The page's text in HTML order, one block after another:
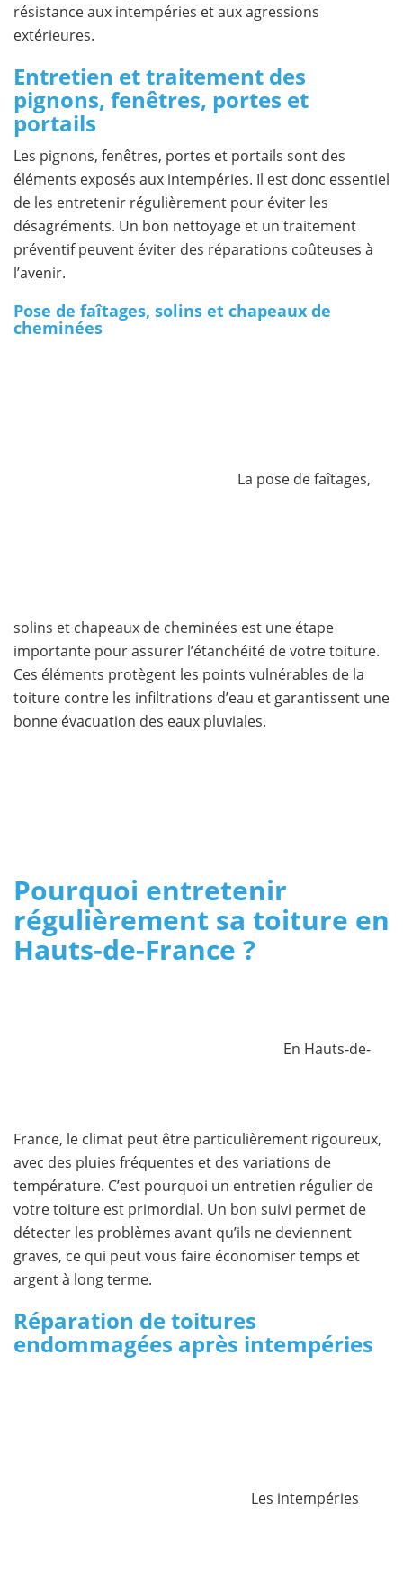
résistance aux intempéries et aux agressions
extérieures.
Entretien et traitement des
pignons, fenêtres, portes et
portails
Les pignons, fenêtres, portes et portails sont des
éléments exposés aux intempéries. Il est donc essentiel
de les entretenir régulièrement pour éviter les
désagréments. Un bon nettoyage et un traitement
préventif peuvent éviter des réparations coûteuses à
l’avenir.
Pose de faîtages, solins et chapeaux de
cheminées
La pose de faîtages,
solins et chapeaux de cheminées est une étape
importante pour assurer l’étanchéité de votre toiture.
Ces éléments protègent les points vulnérables de la
toiture contre les infiltrations d’eau et garantissent une
bonne évacuation des eaux pluviales.
Pourquoi entretenir
régulièrement sa toiture en
Hauts-de-France ?
En Hauts-de-
France, le climat peut être particulièrement rigoureux,
avec des pluies fréquentes et des variations de
température. C’est pourquoi un entretien régulier de
votre toiture est primordial. Un bon suivi permet de
détecter les problèmes avant qu’ils ne deviennent
graves, ce qui peut vous faire économiser temps et
argent à long terme.
Réparation de toitures
endommagées après intempéries
Les intempéries